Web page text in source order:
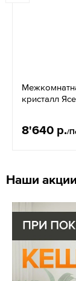
кристалл
8'640 р./
Наши акции